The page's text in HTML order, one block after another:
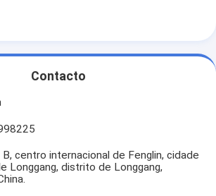
NiMH
Contacto
centro internacional de Fenglin, cidade
Longgang, distrito de Longgang,